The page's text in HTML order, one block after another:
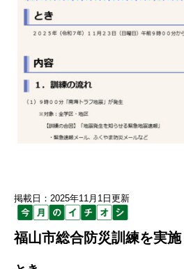
掲載日：2025年11月1日更新
福山市総合防災訓練を実